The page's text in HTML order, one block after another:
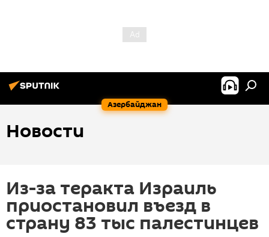
Азербайджан
Новости
Из-за теракта Израиль
приостановил въезд в
страну 83 тыс палестинцев